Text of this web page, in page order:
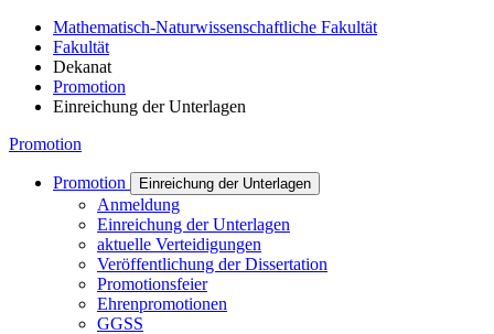
Mathematisch-Naturwissenschaftliche Fakultät
Fakultät
Dekanat
Promotion
Einreichung der Unterlagen
Promotion
Promotion Einreichung der Unterlagen
Anmeldung
Einreichung der Unterlagen
aktuelle Verteidigungen
Veröffentlichung der Dissertation
Promotionsfeier
Ehrenpromotionen
GGSS